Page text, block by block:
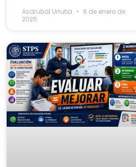
Asdrubal Urrutia
6 de enero de
2025